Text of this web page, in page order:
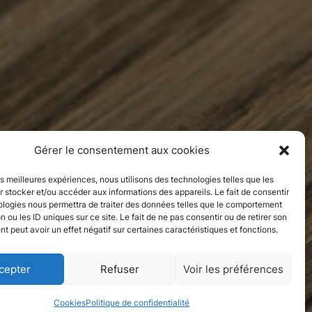
Gérer le consentement aux cookies
meilleures expériences, nous utilisons des technologies telles que les
stocker et/ou accéder aux informations des appareils. Le fait de consentir
nous permettra de traiter des données telles que le comportement
ou les ID uniques sur ce site. Le fait de ne pas consentir ou de retirer son
peut avoir un effet négatif sur certaines caractéristiques et fonctions.
Refuser Voir les préférences
CookiesPolitique de confidentialité
Neuilly-sur-Seine, Hauts-de-Seine